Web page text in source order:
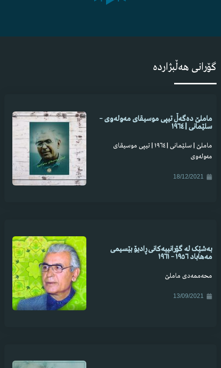
گۆرانی هەڵبژاردە
ماملێ دەگەڵ تیپی موسیقای مەولەوی –
سلێمانی | ١٩٦٤
ماملێ | سلێمانی | ١٩٦٤ | تیپی موسیقای
مەولەوی
18/12/2021
بەشێک لە گۆرانییەکانی ڕادیۆ بێسیمی
مەهاباد ١٩٥٦ – ١٩٦١
محەممەدی ماملێ
13/09/2021